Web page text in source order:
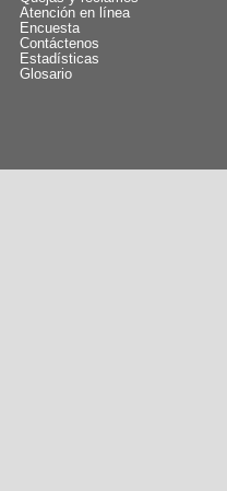
Atención en línea
Encuesta
Contáctenos
Estadísticas
Glosario